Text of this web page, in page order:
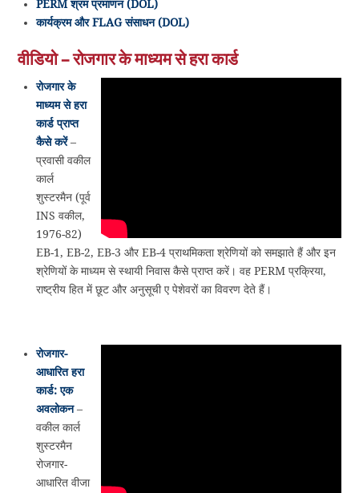
PERM श्रम प्रमाणन (DOL)
कार्यक्रम और FLAG संसाधन (DOL)
वीडियो – रोजगार के माध्यम से हरा कार्ड
रोजगार के
माध्यम से हरा
कार्ड प्राप्त
कैसे करें–
प्रवासी वकील
कार्ल
शुस्टरमैन (पूर्व
INS वकील,
1976-82)
EB-1, EB-2, EB-3 और EB-4 प्राथमिकता श्रेणियों को समझाते हैं और इन
श्रेणियों के माध्यम से स्थायी निवास कैसे प्राप्त करें। वह PERM प्रक्रिया,
राष्ट्रीय हित में छूट और अनुसूची ए पेशेवरों का विवरण देते हैं।
रोजगार-
आधारित हरा
कार्ड: एक
अवलोकन–
वकील कार्ल
शुस्टरमैन
रोजगार-
आधारित वीजा